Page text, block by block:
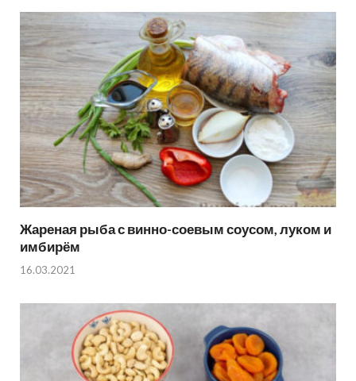
Жареная рыба с винно-соевым соусом, луком и
имбирём
16.03.2021